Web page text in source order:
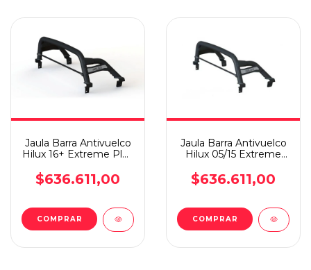
Jaula Barra Antivuelco
Hilux 16+ Extreme Plus
$636.611,00
Jaula Barra Antivuelco
Hilux 05/15 Extreme
$636.611,00